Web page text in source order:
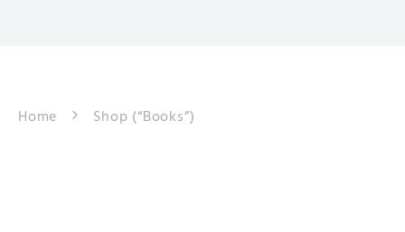
Home Shop (“Books”)